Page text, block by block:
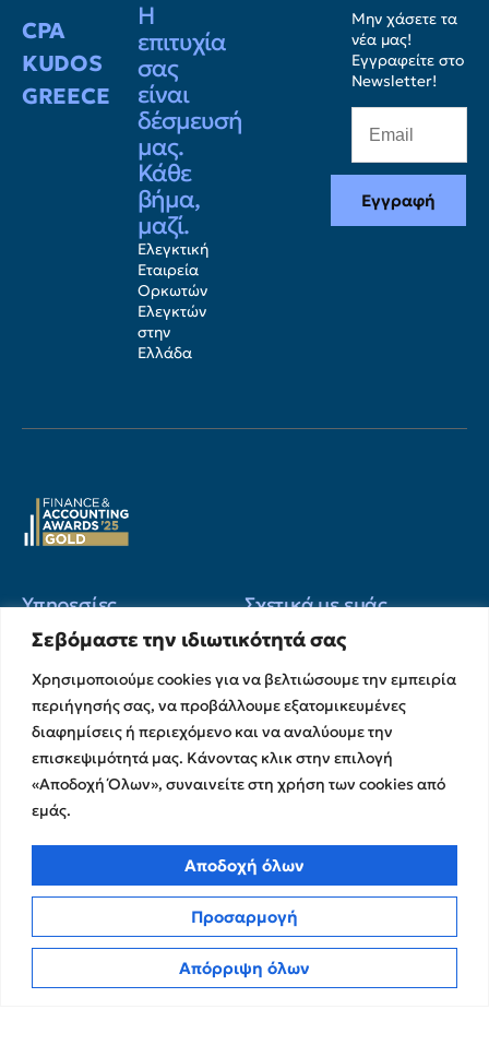
Σεβόμαστε την ιδιωτικότητά σας
Χρησιμοποιούμε cookies για να βελτιώσουμε την εμπειρία
περιήγησής σας, να προβάλλουμε εξατομικευμένες
διαφημίσεις ή περιεχόμενο και να αναλύουμε την
επισκεψιμότητά μας. Κάνοντας κλικ στην επιλογή
«Αποδοχή Όλων», συναινείτε στη χρήση των cookies από
εμάς.
Προσαρμογή
Απόρριψη όλων
Αποδοχή όλων
CPA
KUDOS
GREECE
Η
επιτυχία
σας
είναι
δέσμευσή
μας.
Κάθε
βήμα,
μαζί.
Ελεγκτική
Εταιρεία
Ορκωτών
Ελεγκτών
στην
Ελλάδα
Μην χάσετε τα
νέα μας!
Εγγραφείτε στο
Newsletter!
Εγγραφή
Υπηρεσίες
Υπηρεσίες Ελέγχου &
Χρηματοικοικονομικές &
Συμβουλευτικές Υπηρεσίες
Υπηρεσίες Ανάπτυξης και
Καινοτομίας
Λογιστικές & Φορολογικές
Υπηρεσίες
Σχετικά με εμάς
Ο Όμιλος
Η Ομάδα μας
Ευκαιρίες Καριέρας
Στρατηγικές Συνεργασίες
Memberships
Εκθέσεις Διαφάνειας
Άρθρα
Πολιτική Απορρήτου
Όροι Χρήσης
Πολιτική Cookies